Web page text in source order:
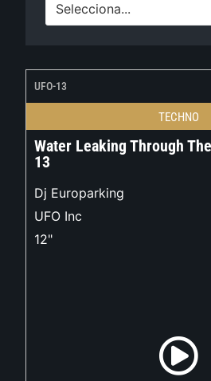
Selecciona...
UFO-13
TECHNO
Water Leaking Through
13
Dj Europarking
UFO Inc
12"